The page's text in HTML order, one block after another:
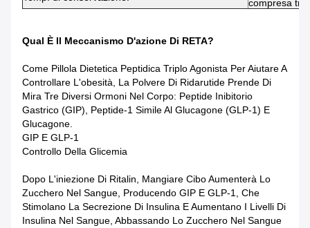
compresa tra
Qual È Il Meccanismo D'azione Di RETA?
Come Pillola Dietetica Peptidica Triplo Agonista Per Aiutare A
Controllare L'obesità, La Polvere Di Ridarutide Prende Di
Mira Tre Diversi Ormoni Nel Corpo: Peptide Inibitorio
Gastrico (GIP), Peptide-1 Simile Al Glucagone (GLP-1) E
Glucagone.
GIP E GLP-1
Controllo Della Glicemia
Dopo L'iniezione Di Ritalin, Mangiare Cibo Aumenterà Lo
Zucchero Nel Sangue, Producendo GIP E GLP-1, Che
Stimolano La Secrezione Di Insulina E Aumentano I Livelli Di
Insulina Nel Sangue, Abbassando Lo Zucchero Nel Sangue